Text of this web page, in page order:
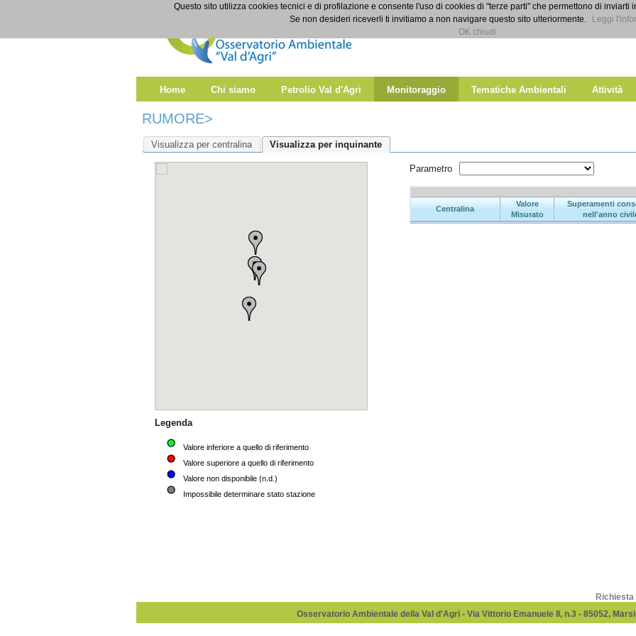
Rumore
Home Chi siamo Petrolio Val d'Agri Monitoraggio Tematiche Ambientali Attività
Osservatorio Ambientale della Val d'Agri - Via Vittorio Emanuele II, n.3 - 85052,
Questo sito utilizza cookies tecnici e di profilazione e consente l'uso di cookies di "terze parti" che permettono di inviarti
Se non desideri riceverli ti invitiamo a non navigare questo sito ulteriormente.
Leggi
OK chiudi